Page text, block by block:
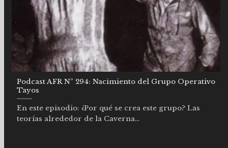
Podcast AFR Nº 294: Nacimiento del Grupo Operativo
Tayos
En este episodio: ¿Por qué se crea este grupo? Las
teorías alrededor de la Caverna...